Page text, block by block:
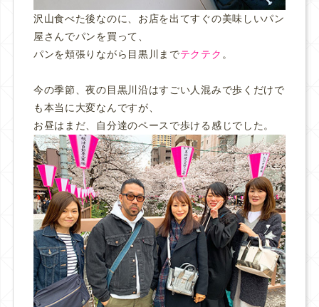
沢山食べた後なのに、お店を出てすぐの美味しいパン
屋さんでパンを買って、
パンを頬張りながら目黒川までテクテク 。
今の季節、夜の目黒川沿はすごい人混みで歩くだけで
も本当に大変なんですが、
お昼はまだ、自分達のペースで歩ける感じでした。